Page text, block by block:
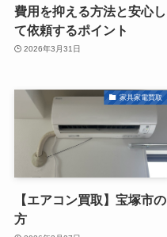
費用を抑える方法と安心し
て依頼するポイント
2026年3月31日
家具家電買取
【エアコン買取】宝塚市の
方